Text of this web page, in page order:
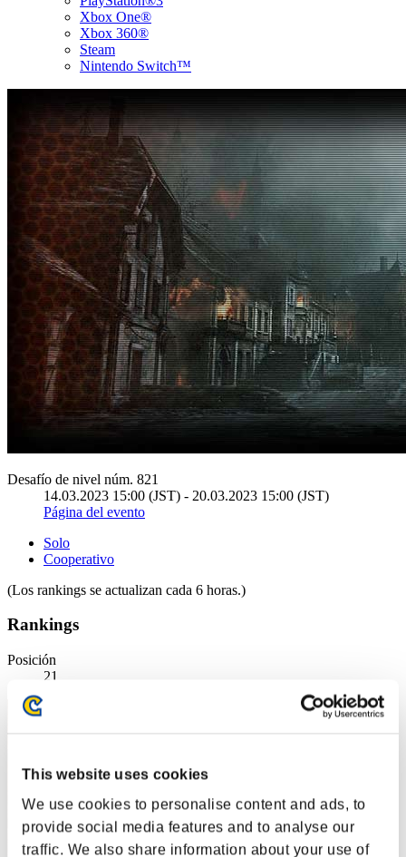
This website uses cookies
We use cookies to personalise content and ads, to
provide social media features and to analyse our
traffic. We also share information about your use of
Xbox One®
Xbox 360®
Steam
Nintendo Switch™
Desafío de nivel núm. 821
14.03.2023 15:00 (JST) - 20.03.2023 15:00 (JST)
Página del evento
Solo
Cooperativo
(Los rankings se actualizan cada 6 horas.)
Rankings
Posición
21